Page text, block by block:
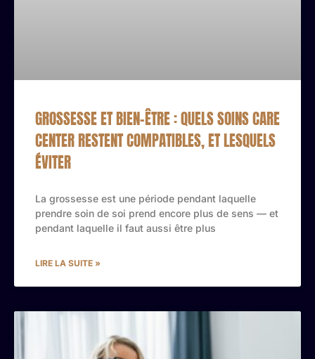
GROSSESSE ET BIEN-ÊTRE : QUELS SOINS CARE
CENTER RESTENT COMPATIBLES, ET LESQUELS
ÉVITER
La grossesse est une période pendant laquelle
prendre soin de soi prend encore plus de sens — et
pendant laquelle il faut aussi être plus
LIRE LA SUITE »